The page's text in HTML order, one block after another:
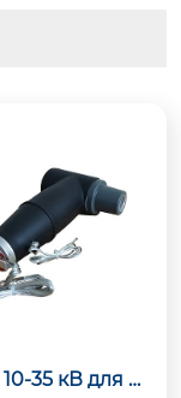
35 кВ для м